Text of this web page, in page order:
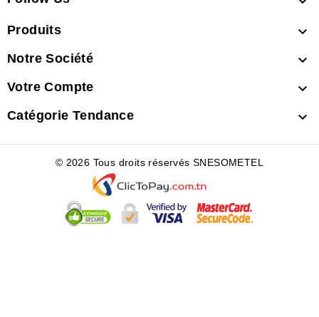
Produits 
Notre Société 
Votre Compte 
Catégorie Tendance 
© 2026 Tous droits réservés SNESOMETEL